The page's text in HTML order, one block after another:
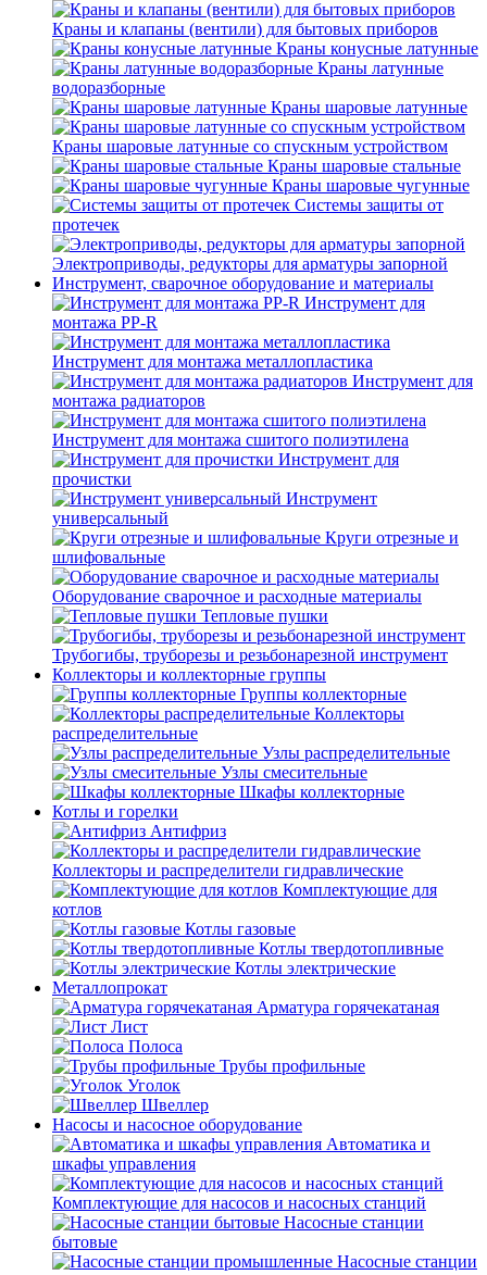
Краны и клапаны (вентили) для бытовых приборов
Краны конусные латунные
Краны латунные
водоразборные
Краны шаровые латунные
Краны шаровые латунные со спускным устройством
Краны шаровые стальные
Краны шаровые чугунные
Системы защиты от
протечек
Электроприводы, редукторы для арматуры запорной
Инструмент, сварочное оборудование и материалы
Инструмент для
монтажа PP-R
Инструмент для монтажа металлопластика
Инструмент для
монтажа радиаторов
Инструмент для монтажа сшитого полиэтилена
Инструмент для
прочистки
Инструмент
универсальный
Круги отрезные и
шлифовальные
Оборудование сварочное и расходные материалы
Тепловые пушки
Трубогибы, труборезы и резьбонарезной инструмент
Коллекторы и коллекторные группы
Группы коллекторные
Коллекторы
распределительные
Узлы распределительные
Узлы смесительные
Шкафы коллекторные
Котлы и горелки
Антифриз
Коллекторы и распределители гидравлические
Комплектующие для
котлов
Котлы газовые
Котлы твердотопливные
Котлы электрические
Металлопрокат
Арматура горячекатаная
Лист
Полоса
Трубы профильные
Уголок
Швеллер
Насосы и насосное оборудование
Автоматика и
шкафы управления
Комплектующие для насосов и насосных станций
Насосные станции
бытовые
Насосные станции